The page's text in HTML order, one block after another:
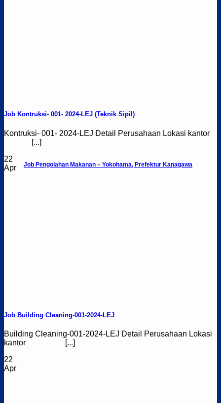
Job Pengolahan Makanan – Yokohama, Prefektur Kanagawa
Job Kontruksi- 001- 2024-LEJ (Teknik Sipil)
Kontruksi- 001- 2024-LEJ Detail Perusahaan Lokasi kantor
[...]
22
Apr
Job Building Cleaning-001-2024-LEJ
Building Cleaning-001-2024-LEJ Detail Perusahaan Lokasi
kantor [...]
22
Apr